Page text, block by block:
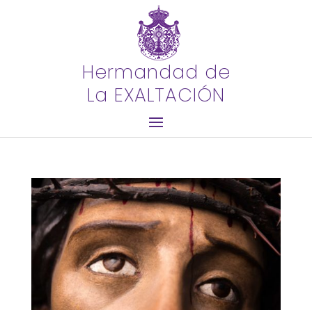
Hermandad de
La EXALTACIÓN